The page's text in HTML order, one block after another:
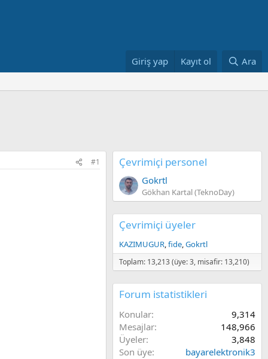
Giriş yap Kayıt ol Ara
#1 Çevrimiçi personel
Gokrtl
Gökhan Kartal (TeknoDay)
Çevrimiçi üyeler
KAZIMUGUR fide Gokrtl
Toplam: 13,213 (üye: 3, misafir: 13,210)
Forum istatistikleri
Konular
9,314
Mesajlar
148,966
Üyeler
3,848
Son üye
bayarelektronik3